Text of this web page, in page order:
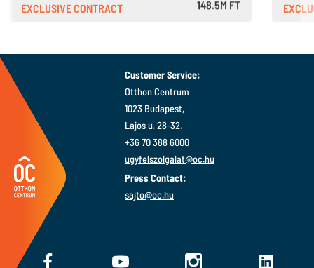
EXCLUSIVE CONTRACT
148.5M FT
Customer Service:
Otthon Centrum
1023 Budapest,
Lajos u. 28-32.
+36 70 388 6000
ugyfelszolgalat@oc.hu
Press Contact:
sajto@oc.hu